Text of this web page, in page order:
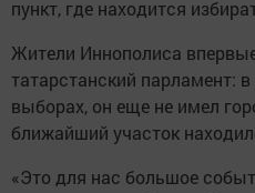
пункт, где находится
Жители Иннополиса
татарстанский парламент:
выборах, он еще не имел
ближайший участок
«Это для нас большое